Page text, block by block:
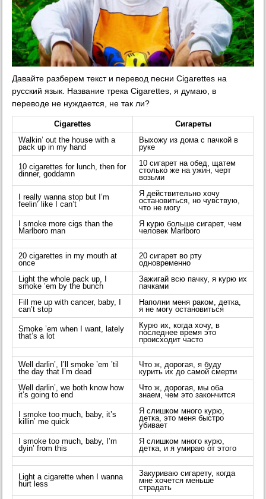
Давайте разберем текст и перевод песни Cigarettes на
русский язык. Название трека Cigarettes, я думаю, в
переводе не нуждается, не так ли?
Cigarettes
Сигареты
Walkin’ out the house with a
pack up in my hand
Выхожу из дома с пачкой в
руке
10 cigarettes for lunch, then for
dinner, goddamn
10 сигарет на обед, щатем
столько же на ужин, черт
возьми
I really wanna stop but I’m
feelin’ like I can’t
Я действительно хочу
остановиться, но чувствую,
что не могу
I smoke more cigs than the
Marlboro man
Я курю больше сигарет, чем
человек Marlboro
20 cigarettes in my mouth at
once
20 сигарет во рту
одновременно
Light the whole pack up, I
smoke ’em by the bunch
Зажигай всю пачку, я курю их
пачками
Fill me up with cancer, baby, I
can’t stop
Наполни меня раком, детка,
я не могу остановиться
Smoke ’em when I want, lately
that’s a lot
Курю их, когда хочу, в
последнее время это
происходит часто
Well darlin’, I’ll smoke ’em ’til
the day that I’m dead
Что ж, дорогая, я буду
курить их до самой смерти
Well darlin’, we both know how
it’s going to end
Что ж, дорогая, мы оба
знаем, чем это закончится
I smoke too much, baby, it’s
killin’ me quick
Я слишком много курю,
детка, это меня быстро
убивает
I smoke too much, baby, I’m
dyin’ from this
Я слишком много курю,
детка, и я умираю от этого
Light a cigarette when I wanna
hurt less
Закуриваю сигарету, когда
мне хочется меньше
страдать